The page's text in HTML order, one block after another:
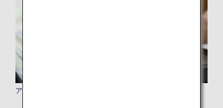
アドバンスサービス